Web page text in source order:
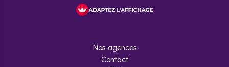
Nos agences
Contact